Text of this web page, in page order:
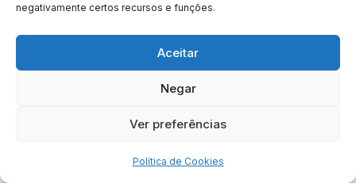
negativamente certos recursos e funções.
Aceitar
Negar
Ver preferências
Política de Cookies
Uncategorized
SOBRE BRASIL
Copyright © 2020 - 2023 | Arresala Noticias™